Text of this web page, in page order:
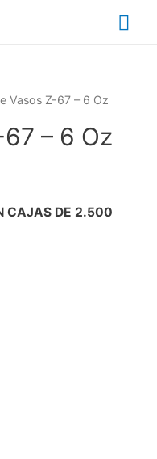
Vasos Z-67 – 6 Oz
– 6 Oz
CAJAS DE 2.500